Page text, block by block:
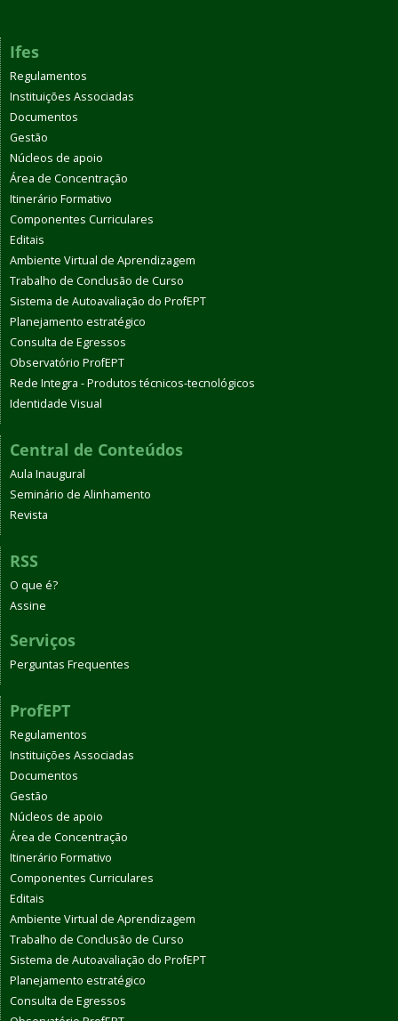
Ifes
Regulamentos
Instituições Associadas
Documentos
Gestão
Núcleos de apoio
Área de Concentração
Itinerário Formativo
Componentes Curriculares
Editais
Ambiente Virtual de Aprendizagem
Trabalho de Conclusão de Curso
Sistema de Autoavaliação do ProfEPT
Planejamento estratégico
Consulta de Egressos
Observatório ProfEPT
Rede Integra - Produtos técnicos-tecnológicos
Identidade Visual
Central de Conteúdos
Aula Inaugural
Seminário de Alinhamento
Revista
RSS
O que é?
Assine
Serviços
Perguntas Frequentes
ProfEPT
Regulamentos
Instituições Associadas
Documentos
Gestão
Núcleos de apoio
Área de Concentração
Itinerário Formativo
Componentes Curriculares
Editais
Ambiente Virtual de Aprendizagem
Trabalho de Conclusão de Curso
Sistema de Autoavaliação do ProfEPT
Planejamento estratégico
Consulta de Egressos